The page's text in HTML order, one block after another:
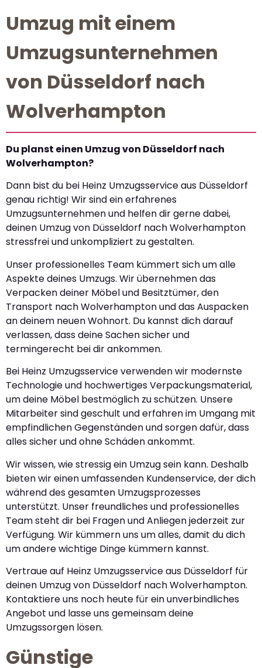
Umzug mit einem
Umzugsunternehmen
von Düsseldorf nach
Wolverhampton
Du planst einen Umzug von Düsseldorf nach
Wolverhampton?
Dann bist du bei Heinz Umzugsservice aus Düsseldorf
genau richtig! Wir sind ein erfahrenes
Umzugsunternehmen und helfen dir gerne dabei,
deinen Umzug von Düsseldorf nach Wolverhampton
stressfrei und unkompliziert zu gestalten.
Unser professionelles Team kümmert sich um alle
Aspekte deines Umzugs. Wir übernehmen das
Verpacken deiner Möbel und Besitztümer, den
Transport nach Wolverhampton und das Auspacken
an deinem neuen Wohnort. Du kannst dich darauf
verlassen, dass deine Sachen sicher und
termingerecht bei dir ankommen.
Bei Heinz Umzugsservice verwenden wir modernste
Technologie und hochwertiges Verpackungsmaterial,
um deine Möbel bestmöglich zu schützen. Unsere
Mitarbeiter sind geschult und erfahren im Umgang mit
empfindlichen Gegenständen und sorgen dafür, dass
alles sicher und ohne Schäden ankommt.
Wir wissen, wie stressig ein Umzug sein kann. Deshalb
bieten wir einen umfassenden Kundenservice, der dich
während des gesamten Umzugsprozesses
unterstützt. Unser freundliches und professionelles
Team steht dir bei Fragen und Anliegen jederzeit zur
Verfügung. Wir kümmern uns um alles, damit du dich
um andere wichtige Dinge kümmern kannst.
Vertraue auf Heinz Umzugsservice aus Düsseldorf für
deinen Umzug von Düsseldorf nach Wolverhampton.
Kontaktiere uns noch heute für ein unverbindliches
Angebot und lasse uns gemeinsam deine
Umzugssorgen lösen.
Günstige